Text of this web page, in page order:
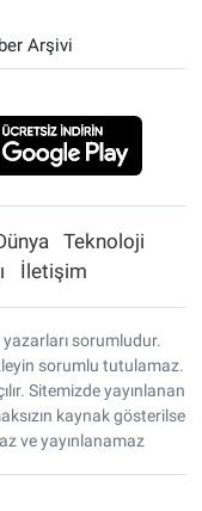
Arşivi
Teknoloji
İletişim
sorumludur.
sorumlu tutulamaz.
Sitemizde yayınlanan
kaynak gösterilse
ve yayınlanamaz